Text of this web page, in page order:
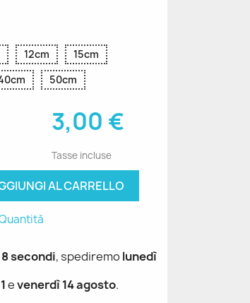
12cm
15cm
50cm
3,00 €
Tasse incluse
AL CARRELLO
secondi, spediremolunedì
evenerdì 14 agosto.